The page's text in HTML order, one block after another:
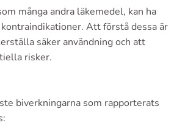
många andra läkemedel, kan ha
Att förstå dessa är
säker användning och att
risker.
biverkningarna som rapporterats